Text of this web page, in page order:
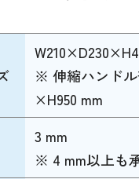
※ 伸縮ハンドル
×H950 mm
3 mm
※ 4 mm以上も